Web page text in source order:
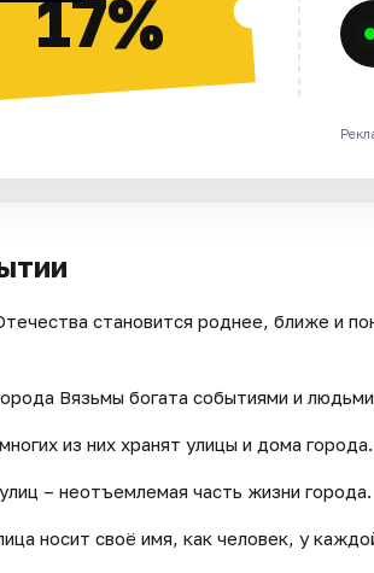
17%
становится роднее, ближе и
Вязьмы богата событиями и
из них хранят улицы и дома города.
– неотъемлемая часть жизни города.
носит своё имя, как человек, у